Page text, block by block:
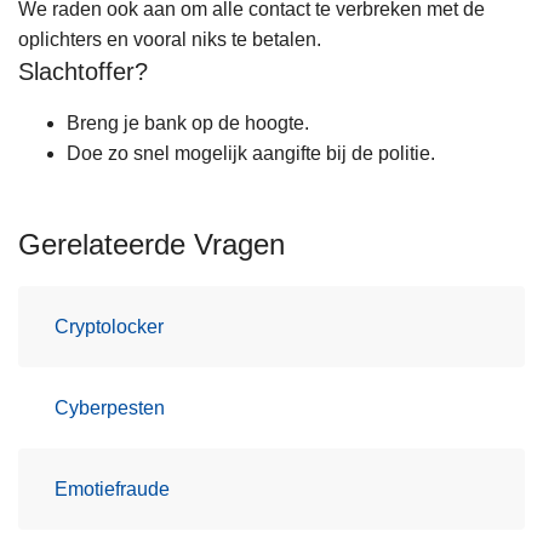
We raden ook aan om alle contact te verbreken met de
oplichters en vooral niks te betalen.
Slachtoffer?
Breng je bank op de hoogte.
Doe zo snel mogelijk aangifte bij de politie.
Gerelateerde Vragen
Cryptolocker
Cyberpesten
Emotiefraude